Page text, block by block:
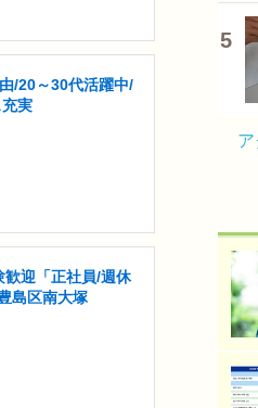
/20～30代活躍中/
実
迎「正社員/週休
島区南大塚